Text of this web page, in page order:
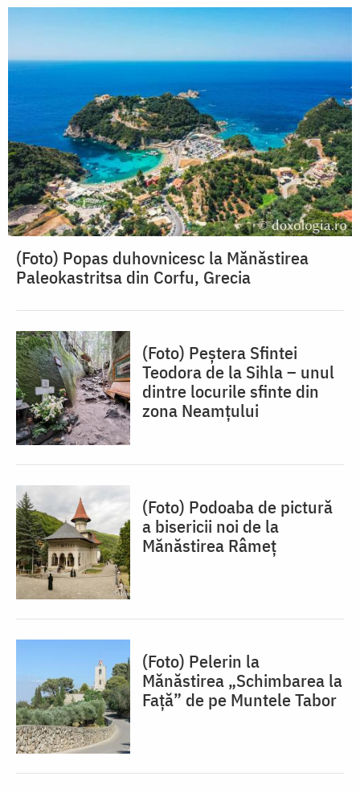
(Foto) Popas duhovnicesc la Mănăstirea
Paleokastritsa din Corfu, Grecia
(Foto) Peștera Sfintei
Teodora de la Sihla – unul
dintre locurile sfinte din
zona Neamțului
(Foto) Podoaba de pictură
a bisericii noi de la
Mănăstirea Râmeț
(Foto) Pelerin la
Mănăstirea „Schimbarea la
Față” de pe Muntele Tabor